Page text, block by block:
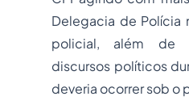
Delegacia de Polícia
policial, além de
discursos políticos
deveria ocorrer sob o